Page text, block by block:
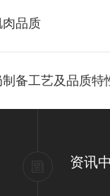
品质
备工艺及品质特
资讯